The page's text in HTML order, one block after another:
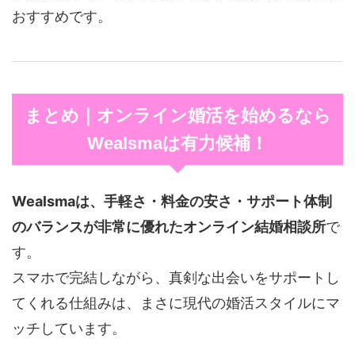
おすすめです。
まとめ｜オンライン婚活を始めるなら
Wealsmaは有力候補！
Wealsmaは、手軽さ・料金の安さ・サポート体制
のバランスが非常に優れたオンライン結婚相談所で
す。
スマホで完結しながら、真剣な出会いをサポートし
てくれる仕組みは、まさに現代の婚活スタイルにマ
ッチしています。